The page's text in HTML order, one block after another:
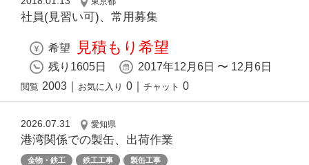
社員(見習い可)、常用募集
希望 見積もり希望
残り1605日 2017年12月6日 〜 12月6日
閲覧 2003 お気に入り 0 チャット 0
2026.07.31 愛知県
港湾関係での製缶、出荷作業
金物・鉄工 鉄工工事 製缶工事